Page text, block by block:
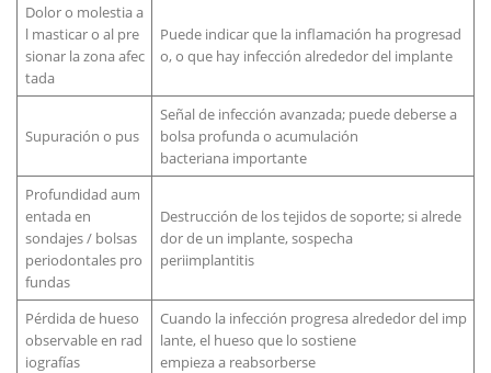
Dolor o molestia a
l masticar o al pre
sionar la zona afec
tada
Puede indicar que la inflamación ha progresad
o, o que hay infección alrededor del implante
Supuración o pus
Señal de infección avanzada; puede deberse a
bolsa profunda o acumulación
bacteriana importante
Profundidad aum
entada en
sondajes / bolsas
periodontales pro
fundas
Destrucción de los tejidos de soporte; si alrede
dor de un implante, sospecha
periimplantitis
Pérdida de hueso
observable en rad
iografías
Cuando la infección progresa alrededor del imp
lante, el hueso que lo sostiene
empieza a reabsorberse